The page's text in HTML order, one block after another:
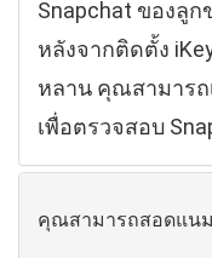
Snapchat ของลู
หลังจากติดตั้ง
หลาน คุณสามารถ
เพื่อตรวจสอบ
คุณสามารถสอดแน